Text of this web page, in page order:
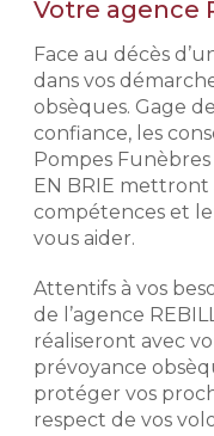
2
semelle,
des
granits.
maximum
dans les
Notre
afin de
budget et
aborder
Prévoir
les
composer
Votre agence
Face au décès
dans vos
obsèques. Gage
confiance, les
Pompes Funèbres
EN BRIE mettront
compétences et
vous aider.
Attentifs à vos
de l’agence
réaliseront avec
prévoyance
protéger vos
respect de vos